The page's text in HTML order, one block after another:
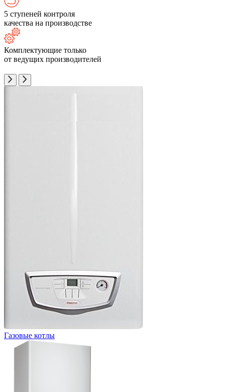
5 ступеней контроля
качества на производстве
Комплектующие только
от ведущих производителей
Газовые котлы